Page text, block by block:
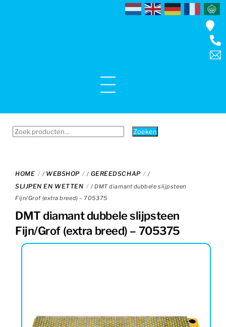
Menu
Zoeken
Zoeken
HOME / WEBSHOP / GEREEDSCHAP /
SLIJPEN EN WETTEN
/ DMT diamant dubbele slijpsteen
Fijn/Grof (extra breed) – 705375
DMT diamant dubbele slijpsteen
Fijn/Grof (extra breed) – 705375